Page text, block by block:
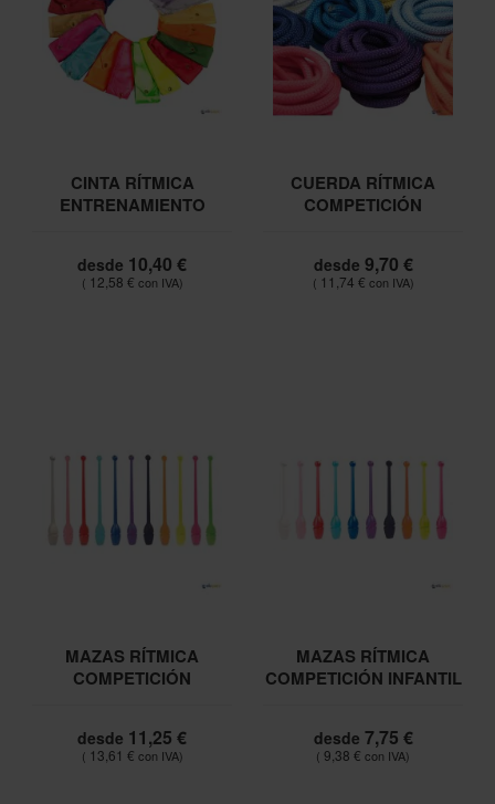
CINTA RÍTMICA
ENTRENAMIENTO
desde 10,40 €
12,58 €
CUERDA RÍTMICA
COMPETICIÓN
desde 9,70 €
11,74 €
MAZAS RÍTMICA
COMPETICIÓN
desde 11,25 €
13,61 €
MAZAS RÍTMICA
COMPETICIÓN INFANTIL
desde 7,75 €
9,38 €